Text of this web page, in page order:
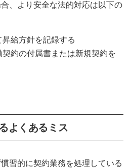
、より安全な法的対応は以下の
給方針を記録する
約の付属書または新規契約を
よくあるミス
習的に契約業務を処理している